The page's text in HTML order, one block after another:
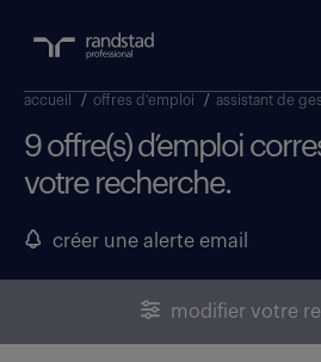
accueil / offres d'emploi / assistant de
9 offre(s) d’emploi
votre recherche.
créer une alerte email
modifier votre